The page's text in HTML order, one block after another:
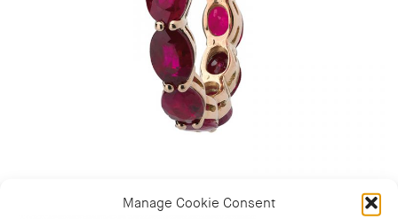
Manage Cookie Consent